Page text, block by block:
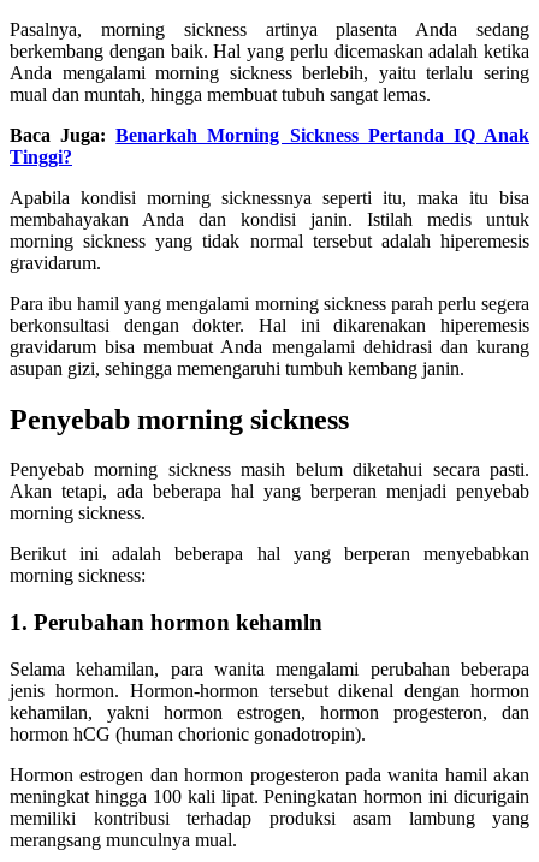
Pasalnya, morning sickness artinya plasenta Anda sedang
berkembang dengan baik. Hal yang perlu dicemaskan adalah ketika
Anda mengalami morning sickness berlebih, yaitu terlalu sering
mual dan muntah, hingga membuat tubuh sangat lemas.
Baca Juga:Benarkah Morning Sickness Pertanda IQ Anak
Tinggi?
Apabila kondisi morning sicknessnya seperti itu, maka itu bisa
membahayakan Anda dan kondisi janin. Istilah medis untuk
morning sickness yang tidak normal tersebut adalah hiperemesis
gravidarum.
Para ibu hamil yang mengalami morning sickness parah perlu segera
berkonsultasi dengan dokter. Hal ini dikarenakan hiperemesis
gravidarum bisa membuat Anda mengalami dehidrasi dan kurang
asupan gizi, sehingga memengaruhi tumbuh kembang janin.
Penyebab morning sickness
Penyebab morning sickness masih belum diketahui secara pasti.
Akan tetapi, ada beberapa hal yang berperan menjadi penyebab
morning sickness.
Berikut ini adalah beberapa hal yang berperan menyebabkan
morning sickness:
1. Perubahan hormon kehamln
Selama kehamilan, para wanita mengalami perubahan beberapa
jenis hormon. Hormon-hormon tersebut dikenal dengan hormon
kehamilan, yakni hormon estrogen, hormon progesteron, dan
hormon hCG (human chorionic gonadotropin).
Hormon estrogen dan hormon progesteron pada wanita hamil akan
meningkat hingga 100 kali lipat. Peningkatan hormon ini dicurigain
memiliki kontribusi terhadap produksi asam lambung yang
merangsang munculnya mual.